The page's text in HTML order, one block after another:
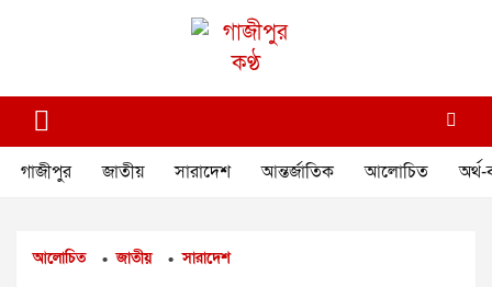
গাজীপুর কণ্ঠ
গাজীপুর জাতীয় সারাদেশ আন্তর্জাতিক আলোচিত অর্থ-
আলোচিত • জাতীয় • সারাদেশ